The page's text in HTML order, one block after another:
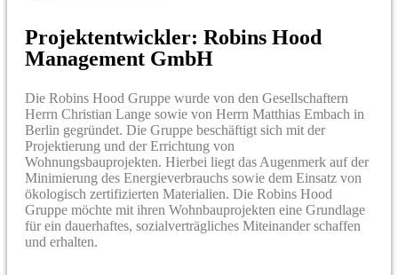
Projektentwickler: Robins Hood
Management GmbH
Die Robins Hood Gruppe wurde von den Gesellschaftern
Herrn Christian Lange sowie von Herrn Matthias Embach in
Berlin gegründet. Die Gruppe beschäftigt sich mit der
Projektierung und der Errichtung von
Wohnungsbauprojekten. Hierbei liegt das Augenmerk auf der
Minimierung des Energieverbrauchs sowie dem Einsatz von
ökologisch zertifizierten Materialien. Die Robins Hood
Gruppe möchte mit ihren Wohnbauprojekten eine Grundlage
für ein dauerhaftes, sozialverträgliches Miteinander schaffen
und erhalten.